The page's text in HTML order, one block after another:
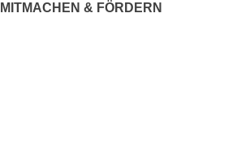
MITMACHEN & FÖRDERN